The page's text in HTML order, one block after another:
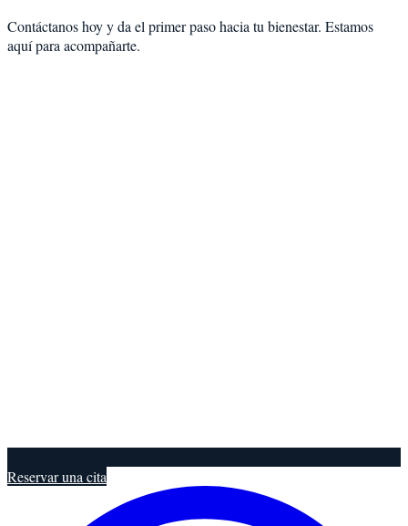
Contáctanos hoy y da el primer paso hacia tu bienestar. Estamos
aquí para acompañarte.
Reservar una cita